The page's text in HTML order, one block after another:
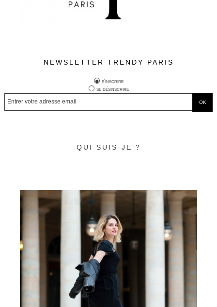
NEWSLETTER TRENDY PARIS
s'inscrire
se désinscrire
QUI SUIS-JE ?